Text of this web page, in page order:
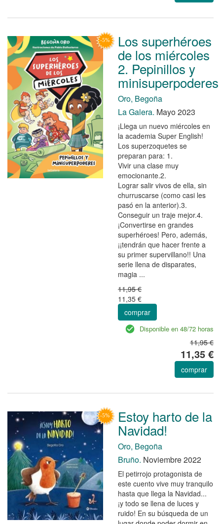
Los superhéroes
de los miércoles
2. Pepinillos y
minisuperpoderes
Oro, Begoña
La Galera. Mayo 2023
¡Llega un nuevo miércoles en
la academia Super English!
Los superzoquetes se
preparan para: 1.
Vivir una clase muy
emocionante.2.
Lograr salir vivos de ella, sin
churruscarse (como casi les
pasó en la anterior).3.
Conseguir un traje mejor.4.
¡Convertirse en grandes
superhéroes! Pero, además,
¡¡tendrán que hacer frente a
su primer supervillano!! Una
serie llena de disparates,
magia ...
11,95 €
11,35 €
comprar
Disponible en 48/72 horas
11,95 €
11,35 €
comprar
Estoy harto de la
Navidad!
Oro, Begoña
Bruño. Noviembre 2022
El petirrojo protagonista de
este cuento vive muy tranquilo
hasta que llega la Navidad...
¡y todo se llena de luces y
ruido! En su búsqueda de un